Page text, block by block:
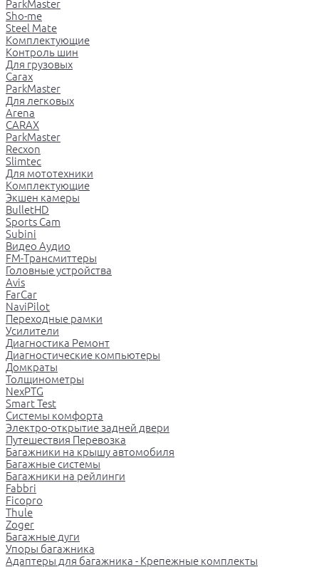
ParkMaster
Sho-me
Steel Mate
Комплектующие
Контроль шин
Для грузовых
Carax
ParkMaster
Для легковых
Arena
CARAX
ParkMaster
Recxon
Slimtec
Для мототехники
Комплектующие
Экшен камеры
BulletHD
Sports Cam
Subini
Видео Аудио
FM-Трансмиттеры
Головные устройства
Avis
FarCar
NaviPilot
Переходные рамки
Усилители
Диагностика Ремонт
Диагностические компьютеры
Домкраты
Толщинометры
NexPTG
Smart Test
Системы комфорта
Электро-открытие задней двери
Путешествия Перевозка
Багажники на крышу автомобиля
Багажные системы
Багажники на рейлинги
Fabbri
Ficopro
Thule
Zoger
Багажные дуги
Упоры багажника
Адаптеры для багажника - Крепежные комплекты